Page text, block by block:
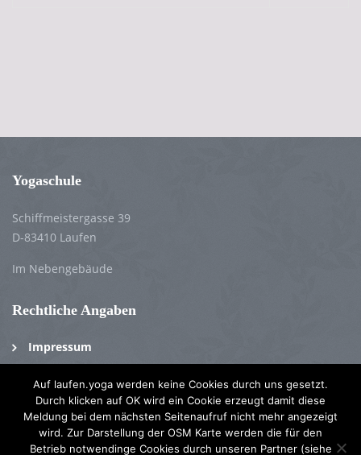
Yogaschule
Schiffmeistergasse 39
D-83410 Laufen
Im Nebengebäude
Rechtliche Angaben
Impressum
Datenschutzerklärung
Disclaimer / Haftungsausschluss
Auf laufen.yoga werden keine Cookies durch uns gesetzt.
Durch klicken auf OK wird ein Cookie erzeugt damit diese
Meldung bei dem nächsten Seitenaufruf nicht mehr angezeigt
wird. Zur Darstellung der OSM Karte werden die für den
Betrieb notwendinge Cookies durch unseren Partner (siehe